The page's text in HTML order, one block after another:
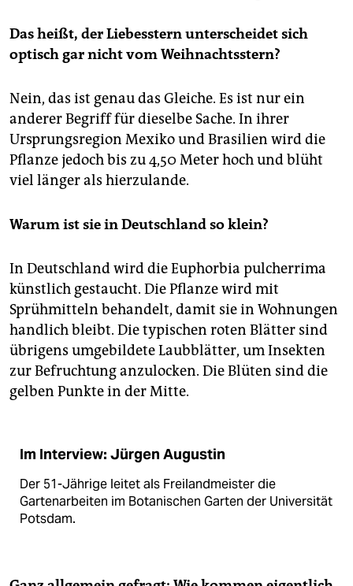
Das heißt, der Liebesstern unterscheidet sich
optisch gar nicht vom Weihnachtsstern?
Nein, das ist genau das Gleiche. Es ist nur ein
anderer Begriff für dieselbe Sache. In ihrer
Ursprungsregion Mexiko und Brasilien wird die
Pflanze jedoch bis zu 4,50 Meter hoch und blüht
viel länger als hierzulande.
Warum ist sie in Deutschland so klein?
In Deutschland wird die Euphorbia pulcherrima
künstlich gestaucht. Die Pflanze wird mit
Sprühmitteln behandelt, damit sie in Wohnungen
handlich bleibt. Die typischen roten Blätter sind
übrigens umgebildete Laubblätter, um Insekten
zur Befruchtung anzulocken. Die Blüten sind die
gelben Punkte in der Mitte.
Im Interview: Jürgen Augustin
Der 51-Jährige leitet als Freilandmeister die
Gartenarbeiten im Botanischen Garten der Universität
Potsdam.